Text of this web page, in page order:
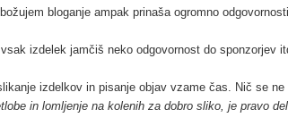
bloganje ampak prinaša ogromno
izdelek jamčiš neko odgovornost do sponzorjev
izdelkov in pisanje objav vzame čas. Nič se
in lomljenje na kolenih za dobro sliko, je pravo